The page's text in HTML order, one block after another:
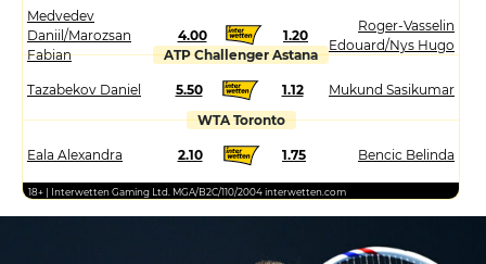
Medvedev
Daniil/Marozsan
Fabian
4.00 1.20
Roger-Vasselin
Edouard/Nys Hugo
ATP Challenger Astana
Tazabekov Daniel 5.50 1.12
Mukund Sasikumar
WTA Toronto
Eala Alexandra 2.10 1.75 Bencic Belinda
18+ | Interwetten Gaming Ltd. MGA/B2C/110/2004 interwetten.com